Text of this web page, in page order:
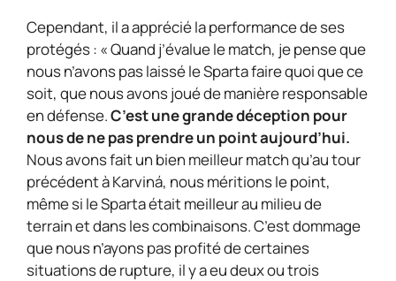
Cependant, il a apprécié la performance de ses
protégés : « Quand j’évalue le match, je pense que
nous n’avons pas laissé le Sparta faire quoi que ce
soit, que nous avons joué de manière responsable
en défense.C’est une grande déception pour
nous de ne pas prendre un point aujourd’hui.
Nous avons fait un bien meilleur match qu’au tour
précédent à Karviná, nous méritions le point,
même si le Sparta était meilleur au milieu de
terrain et dans les combinaisons. C’est dommage
que nous n’ayons pas profité de certaines
situations de rupture, il y a eu deux ou trois